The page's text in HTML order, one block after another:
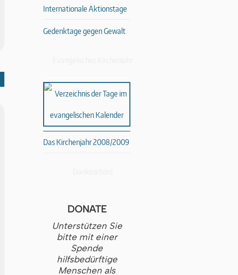
Internationale Aktionstage
Gedenktage gegen Gewalt
Das Kirchenjahr 2008/2009
DONATE
Unterstützen Sie
bitte mit einer
Spende
hilfsbedürftige
Menschen als